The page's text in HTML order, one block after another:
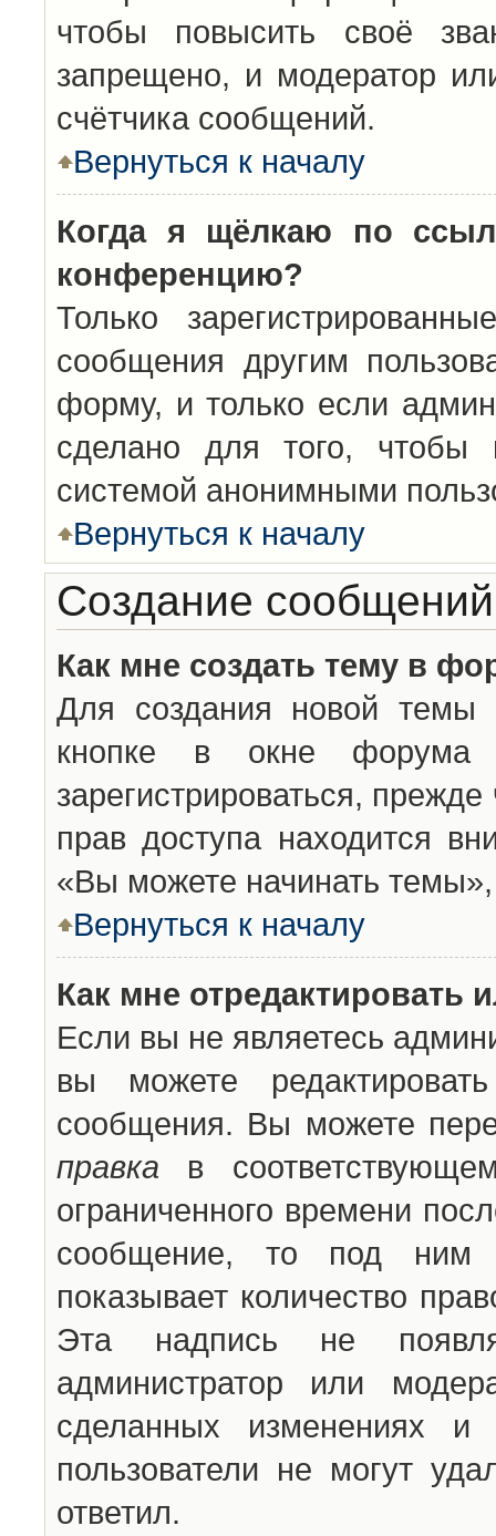
чтобы повысить своё
запрещено, и модератор
счётчика сообщений.
Вернуться к началу
Когда я щёлкаю по
конференцию?
Только
сообщения другим
форму, и только если
сделано для того, чтобы
системой анонимными
Вернуться к началу
Создание сообщений
Как мне создать тему в
Для создания новой темы
кнопке в окне
зарегистрироваться,
прав доступа находится
«Вы можете начинать
Вернуться к началу
Как мне отредактировать
Если вы не являетесь
вы можете
сообщения. Вы можете
правка в
ограниченного времени
сообщение, то под ним
показывает количество
Эта надпись не
администратор или
сделанных изменениях
пользователи не могут
ответил.